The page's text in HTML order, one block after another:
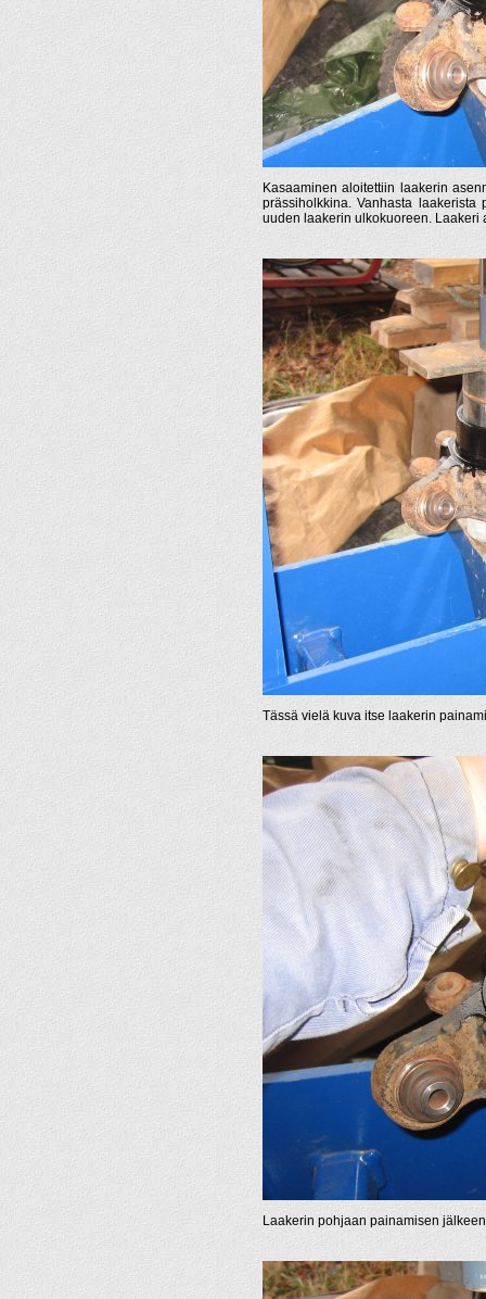
Kasaaminen aloitettiin laakerin
prässiholkkina. Vanhasta
uuden laakerin ulkokuoreen. Laakeri
Tässä vielä kuva itse laakerin
Laakerin pohjaan painamisen